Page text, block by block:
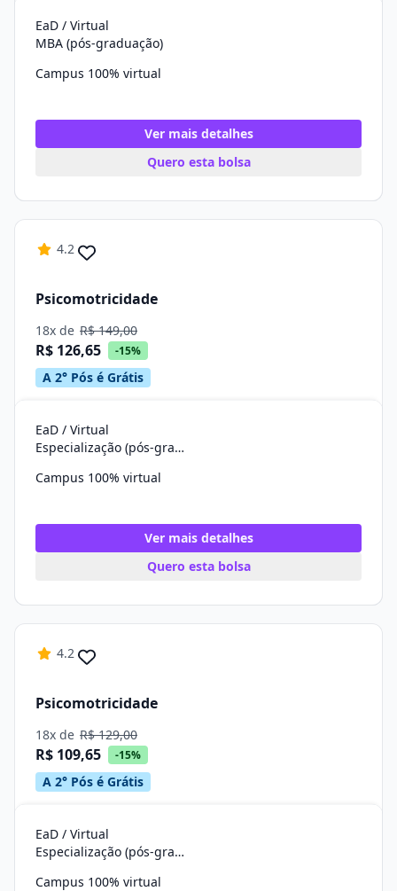
EaD / Virtual
MBA (pós-graduação)
Campus 100% virtual
Ver mais detalhes
Quero esta bolsa
4.2
Psicomotricidade
18x de R$ 149,00
R$ 126,65 -15%
A 2° Pós é Grátis
EaD / Virtual
Especialização (pós-graduação)
Campus 100% virtual
Ver mais detalhes
Quero esta bolsa
4.2
Psicomotricidade
18x de R$ 129,00
R$ 109,65 -15%
A 2° Pós é Grátis
EaD / Virtual
Especialização (pós-graduação)
Campus 100% virtual